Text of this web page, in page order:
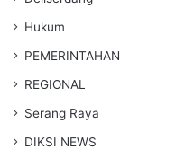
Hukum
PEMERINTAHAN
REGIONAL
Serang Raya
DIKSI NEWS